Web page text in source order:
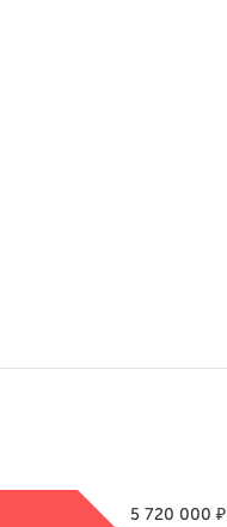
5 720 000₽